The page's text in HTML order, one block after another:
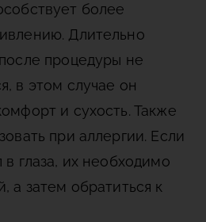
более
Длительно
процедуры не
в этом случае он
и сухость. Также
при аллергии. Если
в глаза, их необходимо
а затем обратиться к